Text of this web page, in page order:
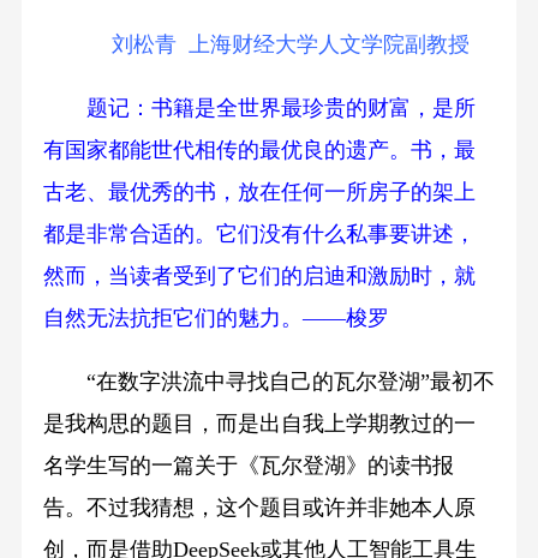
刘松青 上海财经大学人文学院副教授
题记：书籍是全世界最珍贵的财富，是所
有国家都能世代相传的最优良的遗产。书，最
古老、最优秀的书，放在任何一所房子的架上
都是非常合适的。它们没有什么私事要讲述，
然而，当读者受到了它们的启迪和激励时，就
自然无法抗拒它们的魅力。——梭罗
“在数字洪流中寻找自己的瓦尔登湖”最初不
是我构思的题目，而是出自我上学期教过的一
名学生写的一篇关于《瓦尔登湖》的读书报
告。不过我猜想，这个题目或许并非她本人原
创，而是借助DeepSeek或其他人工智能工具生